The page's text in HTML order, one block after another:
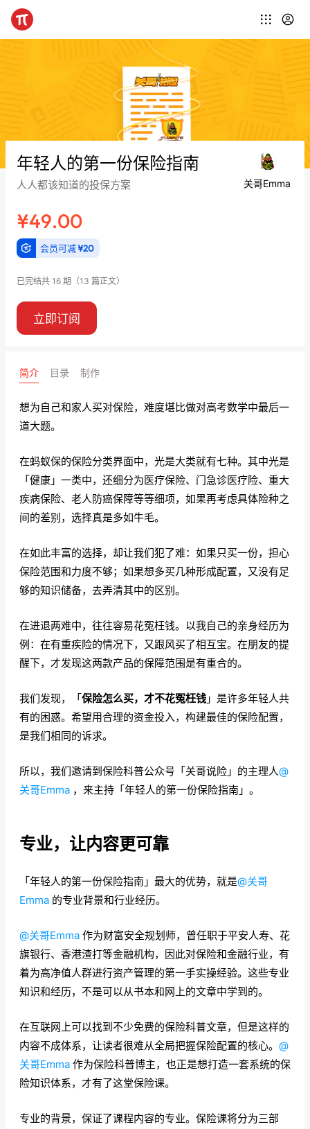
年轻人的第一份保险指南
人人都该知道的投保方案
¥49.00
会员可减¥20
已完结共 16 期 （13 篇正文）
关哥Emma
立即订阅
简介 目录 制作
想为自己和家人买对保险，难度堪比做对高考数学中最后一
道大题。
在蚂蚁保的保险分类界面中，光是大类就有七种。其中光是
「健康」一类中，还细分为医疗保险、门急诊医疗险、重大
疾病保险、老人防癌保障等等细项，如果再考虑具体险种之
间的差别，选择真是多如牛毛。
在如此丰富的选择，却让我们犯了难：如果只买一份，担心
保险范围和力度不够；如果想多买几种形成配置，又没有足
够的知识储备，去弄清其中的区别。
在进退两难中，往往容易花冤枉钱。以我自己的亲身经历为
例：在有重疾险的情况下，又跟风买了相互宝。在朋友的提
醒下，才发现这两款产品的保障范围是有重合的。
我们发现，「保险怎么买，才不花冤枉钱 」是许多年轻人共
有的困惑。希望用合理的资金投入，构建最佳的保险配置，
是我们相同的诉求。
所以，我们邀请到保险科普公众号「关哥说险」的主理人@
关哥Emma ，来主持「年轻人的第一份保险指南」。
专业，让内容更可靠
「年轻人的第一份保险指南」最大的优势，就是@关哥
Emma 的专业背景和行业经历。
@关哥Emma 作为财富安全规划师，曾任职于平安人寿、花
旗银行、香港渣打等金融机构，因此对保险和金融行业，有
着为高净值人群进行资产管理的第一手实操经验。这些专业
知识和经历，不是可以从书本和网上的文章中学到的。
在互联网上可以找到不少免费的保险科普文章，但是这样的
内容不成体系，让读者很难从全局把握保险配置的核心。 @
关哥Emma 作为保险科普博主，也正是想打造一套系统的保
险知识体系，才有了这堂保险课。
专业的背景，保证了课程内容的专业。保险课将分为三部